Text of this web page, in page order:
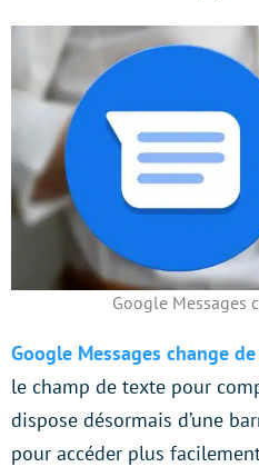
Google Messages
Google Messages change
le champ de texte pour
dispose désormais d’une
pour accéder plus